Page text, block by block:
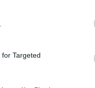
Targeted
populiariausią